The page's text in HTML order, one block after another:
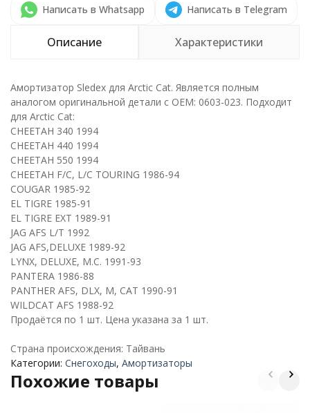
Написать в Whatsapp Написать в Telegram
Описание Характеристики
Амортизатор Sledex для Arctic Cat. Является полным
аналогом оригинальной детали с ОЕМ: 0603-023. Подходит
для Arctic Cat:
CHEETAH 340 1994
CHEETAH 440 1994
CHEETAH 550 1994
CHEETAH F/C, L/C TOURING 1986-94
COUGAR 1985-92
EL TIGRE 1985-91
EL TIGRE EXT 1989-91
JAG AFS L/T 1992
JAG AFS,DELUXE 1989-92
LYNX, DELUXE, M.C. 1991-93
PANTERA 1986-88
PANTHER AFS, DLX, M, CAT 1990-91
WILDCAT AFS 1988-92
Продаётся по 1 шт. Цена указана за 1 шт.
Страна происхождения: Тайвань
Категории: Снегоходы, Амортизаторы
Похожие товары